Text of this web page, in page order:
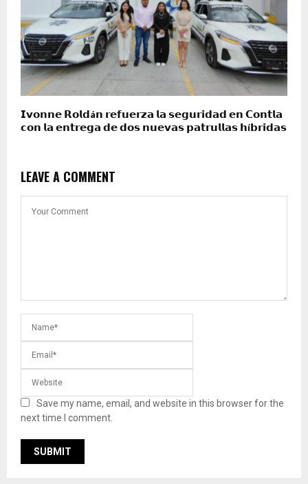
𝗜𝘃𝗼𝗻𝗻𝗲 𝗥𝗼𝗹𝗱á𝗻 𝗿𝗲𝗳𝘂𝗲𝗿𝘇𝗮 𝗹𝗮 𝘀𝗲𝗴𝘂𝗿𝗶𝗱𝗮𝗱 𝗲𝗻 𝗖𝗼𝗻𝘁𝗹𝗮
𝗰𝗼𝗻 𝗹𝗮 𝗲𝗻𝘁𝗿𝗲𝗴𝗮 𝗱𝗲 𝗱𝗼𝘀 𝗻𝘂𝗲𝘃𝗮𝘀 𝗽𝗮𝘁𝗿𝘂𝗹𝗹𝗮𝘀 𝗵í𝗯𝗿𝗶𝗱𝗮𝘀
LEAVE A COMMENT
Save my name, email, and website in this browser for the
next time I comment.